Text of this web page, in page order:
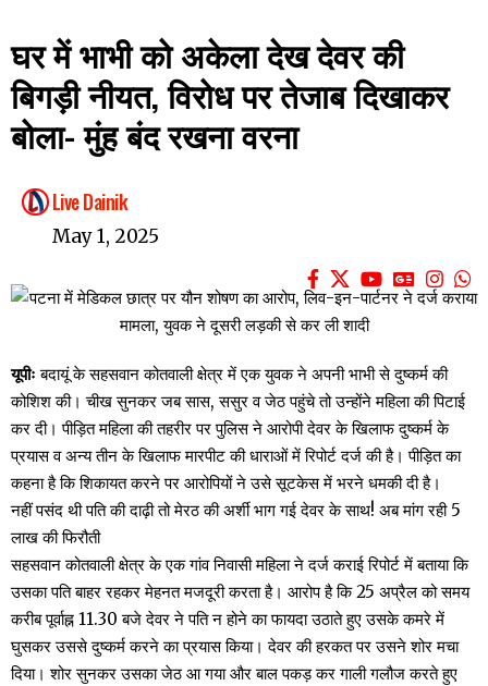
घर में भाभी को अकेला देख देवर की
बिगड़ी नीयत, विरोध पर तेजाब दिखाकर
बोला- मुंह बंद रखना वरना
Live Dainik
May 1, 2025
यूपीः बदायूं के सहसवान कोतवाली क्षेत्र में एक युवक ने अपनी भाभी से दुष्कर्म की
कोशिश की। चीख सुनकर जब सास, ससुर व जेठ पहुंचे तो उन्होंने महिला की पिटाई
कर दी। पीड़ित महिला की तहरीर पर पुलिस ने आरोपी देवर के खिलाफ दुष्कर्म के
प्रयास व अन्य तीन के खिलाफ मारपीट की धाराओं में रिपोर्ट दर्ज की है। पीड़ित का
कहना है कि शिकायत करने पर आरोपियों ने उसे सूटकेस में भरने धमकी दी है।
नहीं पसंद थी पति की दाढ़ी तो मेरठ की अर्शी भाग गई देवर के साथ! अब मांग रही 5
लाख की फिरौती
सहसवान कोतवाली क्षेत्र के एक गांव निवासी महिला ने दर्ज कराई रिपोर्ट में बताया कि
उसका पति बाहर रहकर मेहनत मजदूरी करता है। आरोप है कि 25 अप्रैल को समय
करीब पूर्वाह्न 11.30 बजे देवर ने पति न होने का फायदा उठाते हुए उसके कमरे में
घुसकर उससे दुष्कर्म करने का प्रयास किया। देवर की हरकत पर उसने शोर मचा
दिया। शोर सुनकर उसका जेठ आ गया और बाल पकड़ कर गाली गलौज करते हुए